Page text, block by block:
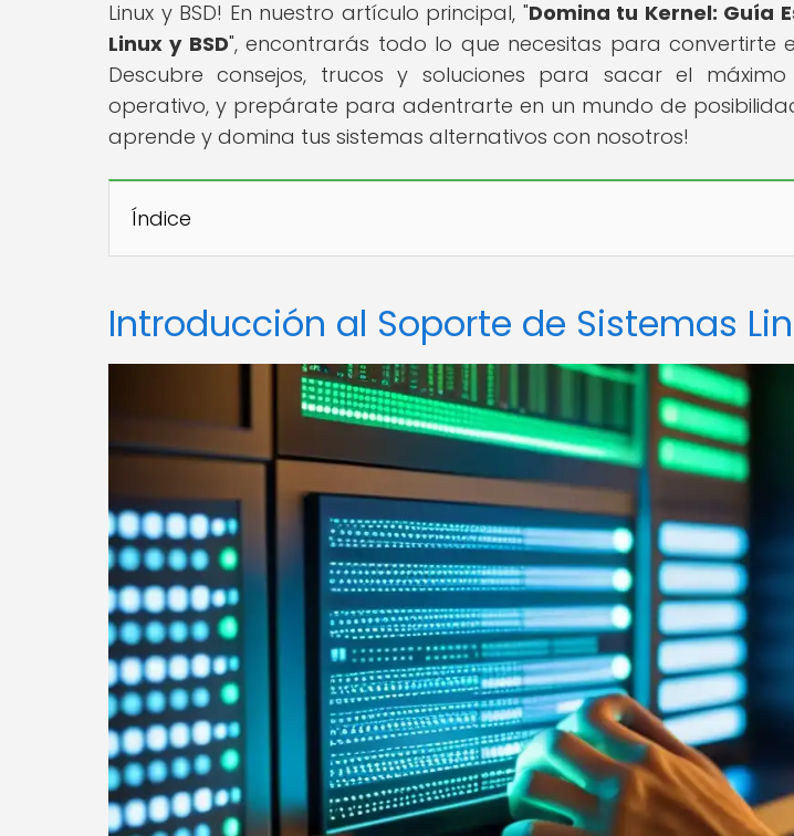
Linux y BSD! En nuestro artículo principal, "Domina tu Kernel: Guía
Linux y BSD", encontrarás todo lo que necesitas para convertirte
Descubre consejos, trucos y soluciones para sacar el
operativo, y prepárate para adentrarte en un mundo de
aprende y domina tus sistemas alternativos con nosotros!
Índice
Introducción al Soporte de Sistemas